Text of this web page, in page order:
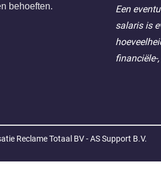
behoeften.
Een
salaris is
financiële-
Reclame Totaal BV - AS Support B.V.